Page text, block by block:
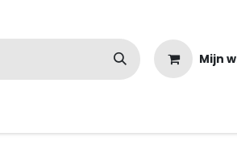
Mijn